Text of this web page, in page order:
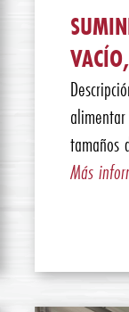
tamaños
Más